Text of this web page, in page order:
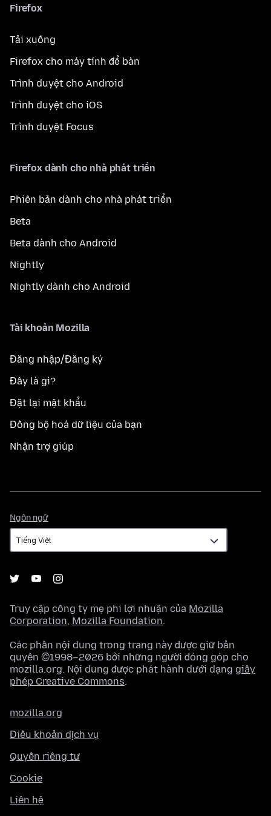
Firefox
Tải xuống
Firefox cho máy tính để bàn
Trình duyệt cho Android
Trình duyệt cho iOS
Trình duyệt Focus
Firefox dành cho nhà phát triển
Phiên bản dành cho nhà phát triển
Beta
Beta dành cho Android
Nightly
Nightly dành cho Android
Tài khoản Mozilla
Đăng nhập/Đăng ký
Đây là gì?
Đặt lại mật khẩu
Đồng bộ hoá dữ liệu của bạn
Nhận trợ giúp
Ngôn ngữ
ngữ
Truy cập công ty mẹ phi lợi nhuận của Mozilla
Corporation, Mozilla Foundation.
Các phần nội dung trong trang này được giữ bản
quyền ©1998–2026 bởi những người đóng góp cho
mozilla.org. Nội dung được phát hành dưới dạng giấy
phép Creative Commons.
mozilla.org
Điều khoản dịch vụ
Quyền riêng tư
Cookie
Liên hệ